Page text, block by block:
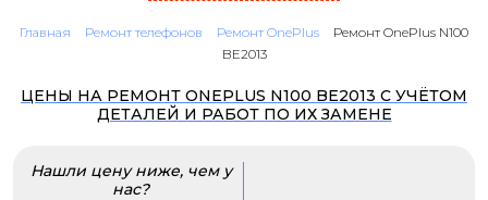
Главная Ремонт телефонов Ремонт OnePlus
Ремонт OnePlus N100
BE2013
ЦЕНЫ НА РЕМОНТ ONEPLUS N100 BE2013 С УЧЁТОМ
ДЕТАЛЕЙ И РАБОТ ПО ИХ ЗАМЕНЕ
Нашли цену ниже, чем у
нас?